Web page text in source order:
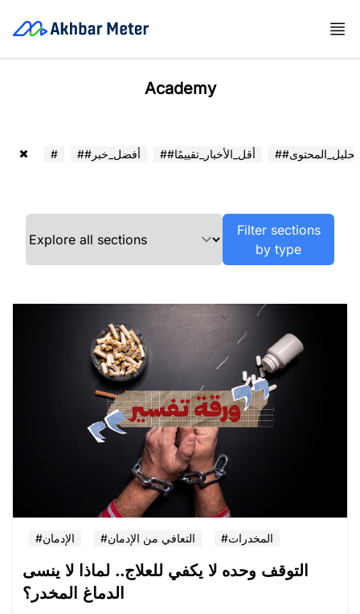
Academy
# ##أفضل_خبر ##أقل_الأخبار_تقييمًا ##تحليل_المحتوى
Filter sections
by type
#الإدمان #التعافي من الإدمان #المخدرات
التوقف وحده لا يكفي للعلاج.. لماذا لا ينسى
الدماغ المخدر؟